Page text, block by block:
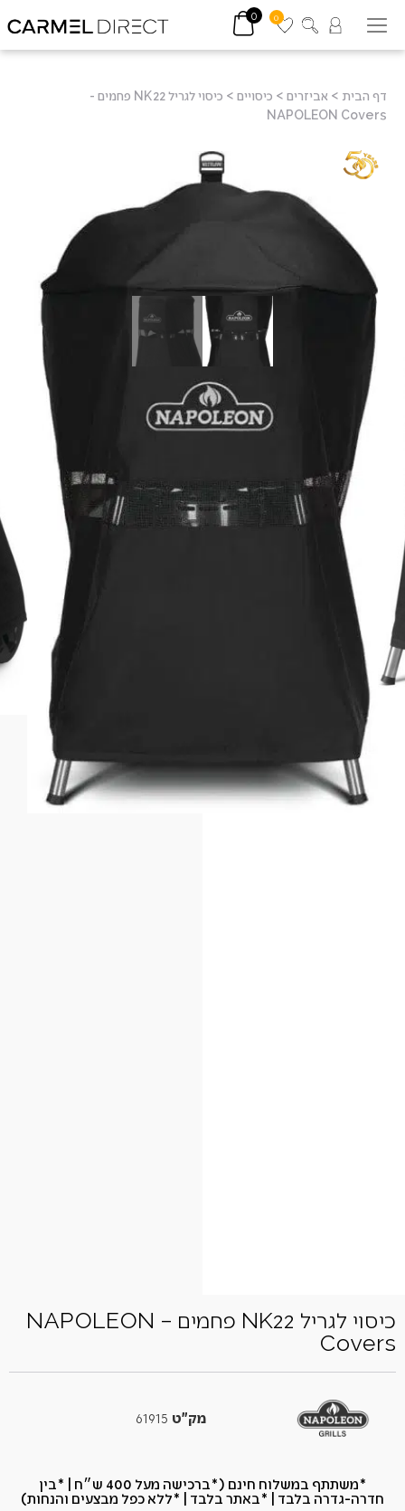
0
0
דף הבית > אביזרים > כיסויים >
כיסוי לגריל NK22 פחמים -
NAPOLEON Covers
כיסוי לגריל NK22 פחמים – NAPOLEON
Covers
מק"ט
*משתתף במשלוח חינם (*ברכישה מעל 400 ש״ח​ | *בין
חדרה-גדרה בלבד | *באתר בלבד | *ללא כפל מבצעים והנחות)